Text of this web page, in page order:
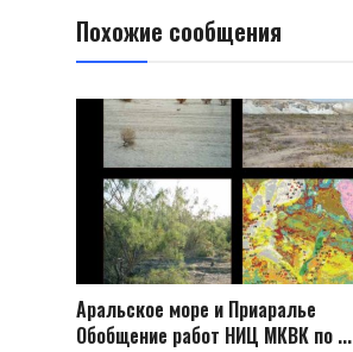
Похожие сообщения
Аральское море и Приаралье
Обобщение работ НИЦ МКВК по ...